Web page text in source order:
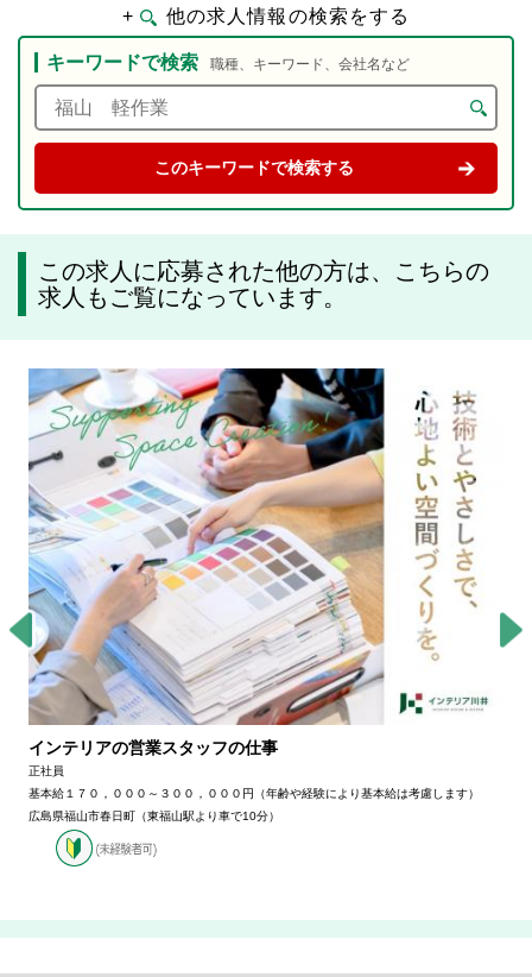
+ 他の求人情報の検索をする
キーワードで検索 職種、キーワード、会社名など
この求人に応募された他の方は、こちらの
求人もご覧になっています。
インテリアの営業スタッフの仕事
正社員
基本給１７０，０００～３００，０００円（年齢や経験により基本給は考慮します）
広島県福山市春日町（東福山駅より車で10分）